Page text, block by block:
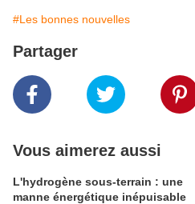
#Les bonnes nouvelles
Partager
Vous aimerez aussi
L'hydrogène sous-terrain : une
manne énergétique inépuisable